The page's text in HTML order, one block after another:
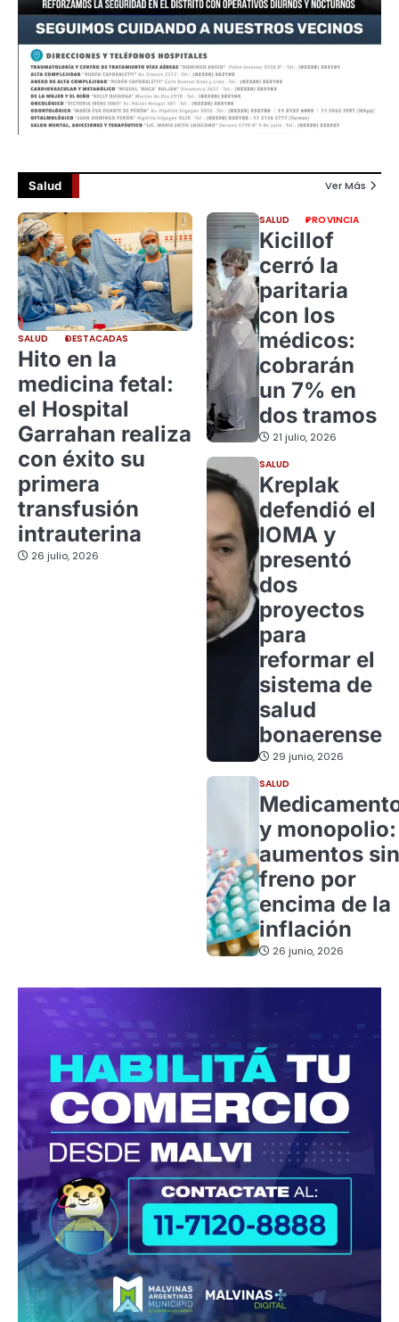
Salud Ver Más
SALUD DESTACADAS
Hito en la
medicina fetal:
el Hospital
Garrahan realiza
con éxito su
primera
transfusión
intrauterina
26 julio, 2026
SALUD PROVINCIA
Kicillof
cerró la
paritaria
con los
médicos:
cobrarán
un 7% en
dos tramos
21 julio, 2026
SALUD
Kreplak
defendió el
IOMA y
presentó
dos
proyectos
para
reformar el
sistema de
salud
bonaerense
29 junio, 2026
SALUD
y monopolio:
aumentos sin
freno por
encima de la
inflación
26 junio, 2026